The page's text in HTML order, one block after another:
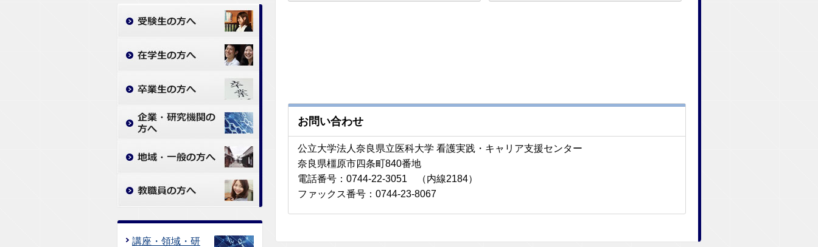
講座・領域・研
お問い合わせ
公立大学法人奈良県立医科大学 看護実践・キャリア支援センター
奈良県橿原市四条町840番地
電話番号：0744-22-3051 （内線2184）
ファックス番号：0744-23-8067